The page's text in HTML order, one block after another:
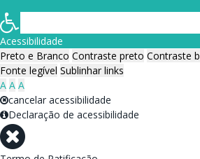
Acessibilidade
Preto e Branco Contraste preto Contraste
Fonte legível Sublinhar links
A A A
cancelar acessibilidade
Declaração de acessibilidade